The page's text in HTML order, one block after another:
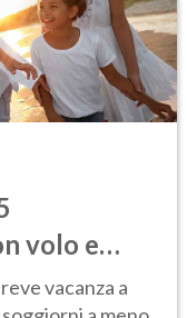
volo e
vacanza a